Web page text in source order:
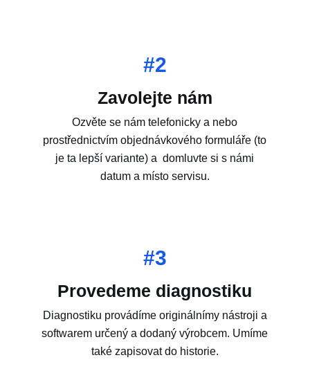
#2
Zavolejte nám
Ozvěte se nám telefonicky a nebo
prostřednictvím objednávkového formuláře (to
je ta lepší variante) a domluvte si s námi
datum a místo servisu.
#3
Provedeme diagnostiku
Diagnostiku provádíme originálnímy nástroji a
softwarem určený a dodaný výrobcem. Umíme
také zapisovat do historie.